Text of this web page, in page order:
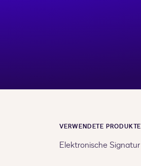
VERWENDETE PRODUKTE
Elektronische Signatur